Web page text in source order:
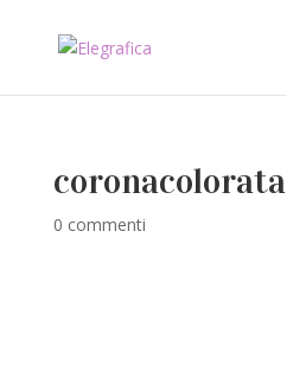
coronacolorata
0 commenti